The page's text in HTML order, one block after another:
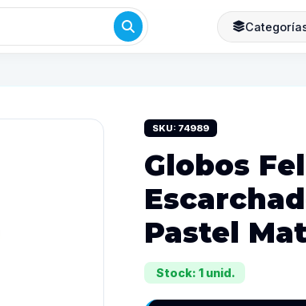
SKU: 74989
Globos
Pastel
Stock: 1 unid.